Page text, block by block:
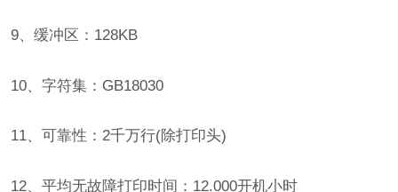
9、缓冲区：128KB
10、字符集：GB18030
11、可靠性：2千万行(除打印头)
12、平均无故障打印时间：12.000开机小时